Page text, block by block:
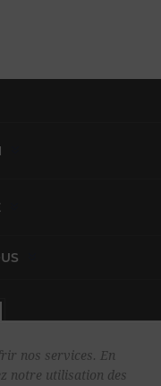
nos services. En
notre utilisation des